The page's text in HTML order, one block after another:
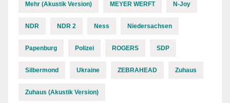
Mehr (Akustik Version) MEYER WERFT N-Joy
NDR NDR 2 Ness Niedersachsen
Papenburg Polizei ROGERS SDP
Silbermond Ukraine ZEBRAHEAD Zuhaus
Zuhaus (Akustik Version)